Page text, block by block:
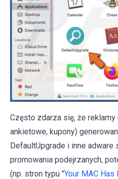
Często zdarza się, że reklamy
ankietowe, kupony)
DefaultUpgrade i inne
promowania podejrzanych,
(np. stron typu "Your MAC Has